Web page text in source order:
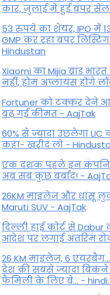
टैरो साप्ताहिक
2023: टैरो कार्ड से
आपके लिए क्या है
By March 3, 2023
कार, जुलाई में हुई बंपर सेल
53 रुपये का शेयर, IPO में
GMP कर रहा बंपर
Hindustan
Xiaomi का Mijia ब्रांड
नहीं, होम अप्लायंस होंगे
Fortuner को टक्कर देने
बढ़ गई कीमत - AajTak
60% से ज्यादा उछलेगा
कहा- खरीद लो -
एक दशक पहले इन
अब सब कुछ बर्बाद! -
26KM माइलेज और धांसू
Maruti SUV - AajTak
दिल्ली हाई कोर्ट से Dabur
आदेश पर लगाई अंतरिम
26 KM माइलेज, 6
देश की सबसे ज्यादा बिकने
फैमिली के लिए बे... -